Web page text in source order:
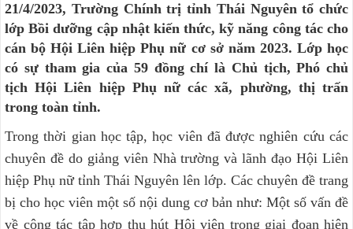
21/4/2023, Trường Chính trị tỉnh Thái Nguyên tổ chức
lớp Bồi dưỡng cập nhật kiến thức, kỹ năng công tác cho
cán bộ Hội Liên hiệp Phụ nữ cơ sở năm 2023. Lớp học
có sự tham gia của 59 đồng chí là Chủ tịch, Phó chủ
tịch Hội Liên hiệp Phụ nữ các xã, phường, thị trấn
trong toàn tỉnh.
Trong thời gian học tập, học viên đã được nghiên cứu các
chuyên đề do giảng viên Nhà trường và lãnh đạo Hội Liên
hiệp Phụ nữ tỉnh Thái Nguyên lên lớp. Các chuyên đề trang
bị cho học viên một số nội dung cơ bản như: Một số vấn đề
về công tác tập hợp thu hút Hội viên trong giai đoạn hiện